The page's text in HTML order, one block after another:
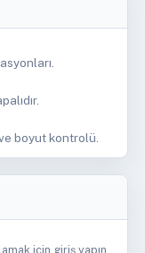
boyut kontrolü.
için giriş yapın.